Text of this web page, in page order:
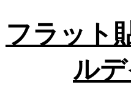
フラット
ル